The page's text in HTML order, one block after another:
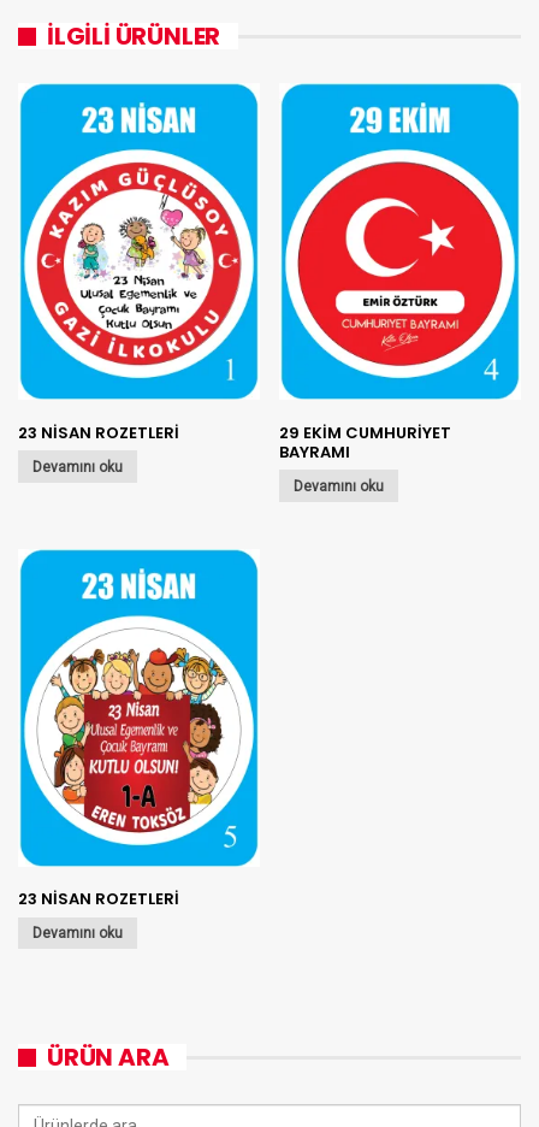
İLGILI ÜRÜNLER
23 NİSAN ROZETLERİ
Devamını oku
29 EKİM CUMHURİYET
BAYRAMI
Devamını oku
23 NİSAN ROZETLERİ
Devamını oku
ÜRÜN ARA
Ara: